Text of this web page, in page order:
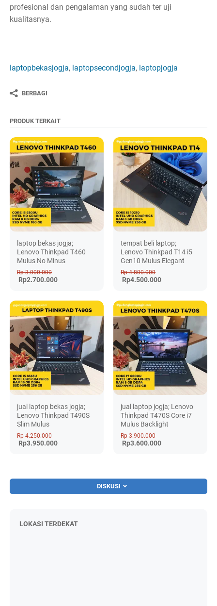
profesional dan pengalaman yang sudah ter uji
kualitasnya.
laptopbekasjogja, laptopsecondjogja, laptopjogja
BERBAGI
PRODUK TERKAIT
laptop bekas jogja;
Lenovo Thinkpad T460
Mulus No Minus
Rp 3.000.000
Rp2.700.000
tempat beli laptop;
Lenovo Thinkpad T14 i5
Gen10 Mulus Elegant
Rp 4.800.000
Rp4.500.000
jual laptop bekas jogja;
Lenovo Thinkpad T490S
Slim Mulus
Rp 4.250.000
Rp3.950.000
jual laptop jogja; Lenovo
Thinkpad T470S Core i7
Mulus Backlight
Rp 3.900.000
Rp3.600.000
DISKUSI
LOKASI TERDEKAT